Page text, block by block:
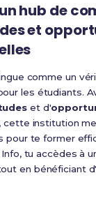
hub de
et
comme un
les étudiants.
et d'
, cette institution
pour te former
tu accèdes à
en bénéficiant